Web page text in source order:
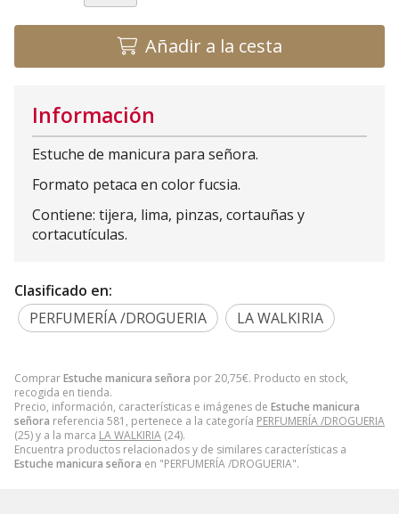
Añadir a la cesta
ComprarEstuche manicura señora por20,75€. Producto en stock,
recogida en tienda.
Precio, información, características e imágenes de Estuche manicura
señora referencia 581, pertenece a la categoría PERFUMERÍA /DROGUERIA
(25) y a la marca LA WALKIRIA (24).
Encuentra productos relacionados y de similares características a
Estuche manicura señora en "PERFUMERÍA /DROGUERIA".
Información
Estuche de manicura para señora.
Formato petaca en color fucsia.
Contiene: tijera, lima, pinzas, cortauñas y
cortacutículas.
Clasificado en:
PERFUMERÍA /DROGUERIA
LA WALKIRIA